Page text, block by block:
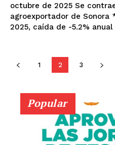
octubre de 2025 Se contrae el potencial
agroexportador de Sonora *Segundo trimestre de
1 2 3
Popular